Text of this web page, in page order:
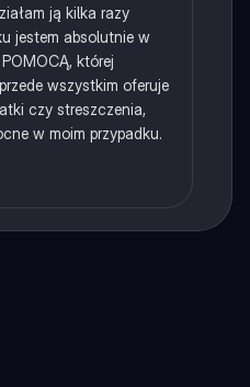
ją kilka razy
jestem absolutnie w
której
wszystkim oferuje
czy streszczenia,
w moim przypadku.